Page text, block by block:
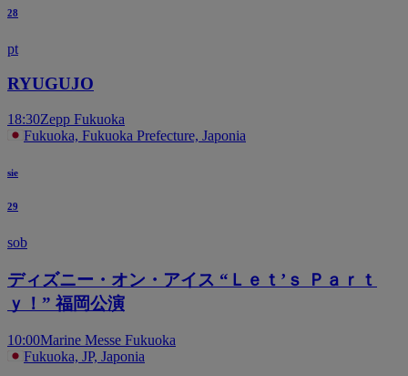
28
pt
RYUGUJO
18:30Zepp Fukuoka
Fukuoka, Fukuoka Prefecture, Japonia
sie
29
sob
ディズニー・オン・アイス “Ｌｅｔ’ｓ Ｐａｒｔ
ｙ！” 福岡公演
10:00Marine Messe Fukuoka
Fukuoka, JP, Japonia